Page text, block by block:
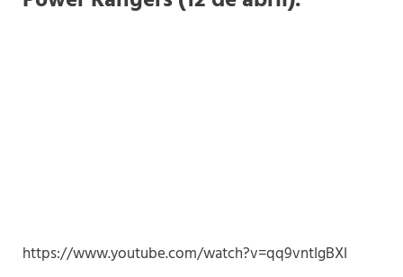
https://www.youtube.com/watch?v=qq9vntIgBXI